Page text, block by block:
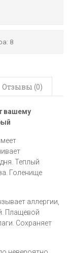
8
Отзывы (0)
вашему
Теплый
Голенище
аллергии,
Плащевой
Сохраняет